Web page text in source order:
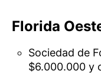
Florida
Sociedad de
$6.000.000 y